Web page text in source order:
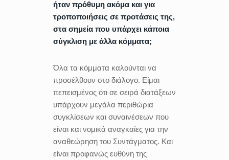
ήταν πρόθυμη ακόμα και για
τροποποιήσεις σε προτάσεις της,
στα σημεία που υπάρχει κάποια
σύγκλιση με άλλα κόμματα;
Όλα τα κόμματα καλούνται να
προσέλθουν στο διάλογο. Είμαι
πεπεισμένος ότι σε σειρά διατάξεων
υπάρχουν μεγάλα περιθώρια
συγκλίσεων και συναινέσεων που
είναι και νομικά αναγκαίες για την
αναθεώρηση του Συντάγματος. Και
είναι προφανώς ευθύνη της